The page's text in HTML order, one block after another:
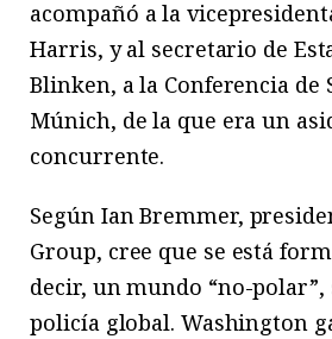
acompañó a la
Harris, y al secretario de
Blinken, a la Conferencia de
Múnich, de la que era un
concurrente.
Según Ian Bremmer,
Group, cree que se está
decir, un mundo “no-polar”,
policía global. Washington